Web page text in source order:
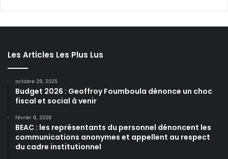
Les Articles Les Plus Lus
octobre 29, 2025
Budget 2026 : Geoffroy Foumboula dénonce un choc
fiscal et social à venir
février 6, 2026
BEAC : les représentants du personnel dénoncent les
communications anonymes et appellent au respect
du cadre institutionnel